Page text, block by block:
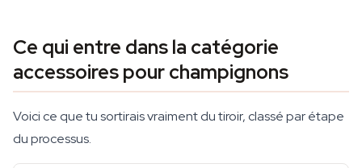
Ce qui entre dans la catégorie
accessoires pour champignons
Voici ce que tu sortirais vraiment du tiroir, classé par étape
du processus.